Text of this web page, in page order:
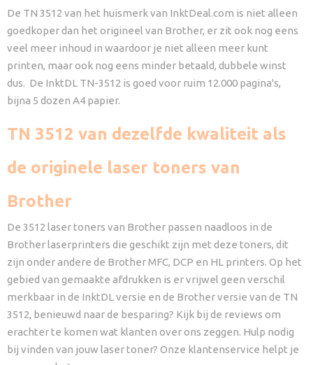
De TN 3512 van het huismerk van InktDeal.com is niet alleen
goedkoper dan het origineel van Brother, er zit ook nog eens
veel meer inhoud in waardoor je niet alleen meer kunt
printen, maar ook nog eens minder betaald, dubbele winst
dus. De InktDL TN-3512 is goed voor ruim 12.000 pagina's,
bijna 5 dozen A4 papier.
TN 3512 van dezelfde kwaliteit als
de originele laser toners van
Brother
De 3512 laser toners van Brother passen naadloos in de
Brother laserprinters die geschikt zijn met deze toners, dit
zijn onder andere de Brother MFC, DCP en HL printers. Op het
gebied van gemaakte afdrukken is er vrijwel geen verschil
merkbaar in de InktDL versie en de Brother versie van de TN
3512, benieuwd naar de besparing? Kijk bij de reviews om
erachter te komen wat klanten over ons zeggen. Hulp nodig
bij vinden van jouw laser toner? Onze klantenservice helpt je